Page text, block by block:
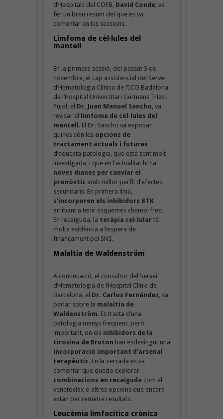
d’Hospitals del COFB, David Conde, va
fer un breu resum del que es va
comentar en les sessions.
Limfoma de cèl·lules del
mantell
En la primera sessió, del passat 3 de
novembre, el cap assistencial del Servei
d’Hematologia Clínica de l’ICO Badalona
de l’Hospital Universitari Germans Trias i
Pujol, el Dr. Juan Manuel Sancho, va
revisar el
limfoma de cèl·lules del
mantell . El Dr. Sancho va exposar
quines són les opcions de
tractament actuals i futures
d’aquesta patologia, que està sent molt
investigada, i que en l’actualitat hi ha
noves dianes per canviar el
pronòstic amb millor perfil d’efectes
secundaris. En primera línia,
s’incorporen els inhibidors BTK
arribant a tenir esquemes chemo-free.
En recaiguda, la teràpia cel·lularté
molta evidència a l’espera de
finançament pel SNS.
Malaltia de Waldenström
A continuació, el consultor del Servei
d’Hematologia de l’Hospital Clínic de
Barcelona, el Dr. Carlos Fernández, va
parlar sobre la malaltia de
Waldenström. Es tracta d’una
patologia menys freqüent, però
important, on els inhibidors de la
tirosina de Bruton han esdevingut una
incorporació important d’arsenal
terapèutic. En la xerrada es va
comentar que queda explorar
combinacions en recaiguda com el
venetoclax o altres opcions que encara
estan per remetre resultats.
Leucèmia limfocítica crònica